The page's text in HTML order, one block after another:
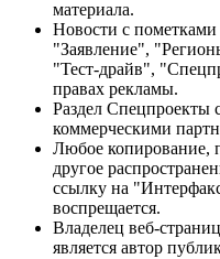
материала.
Новости с
"Заявление",
"Тест-драйв",
правах рекламы.
Раздел Спецпроекты
коммерческими
Любое копирование,
другое
ссылку на
воспрещается.
Владелец веб-
является автор